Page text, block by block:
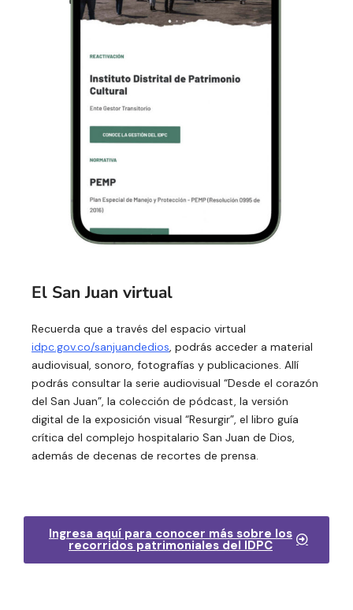
El San Juan virtual
Recuerda que a través del espacio virtual
idpc.gov.co/sanjuandedios, podrás acceder a material
audiovisual, sonoro, fotografías y publicaciones. Allí
podrás consultar la serie audiovisual “Desde el corazón
del San Juan”, la colección de pódcast, la versión
digital de la exposición visual “Resurgir”, el libro guía
crítica del complejo hospitalario San Juan de Dios,
además de decenas de recortes de prensa.
Ingresa aquí para conocer más sobre los
recorridos patrimoniales del IDPC